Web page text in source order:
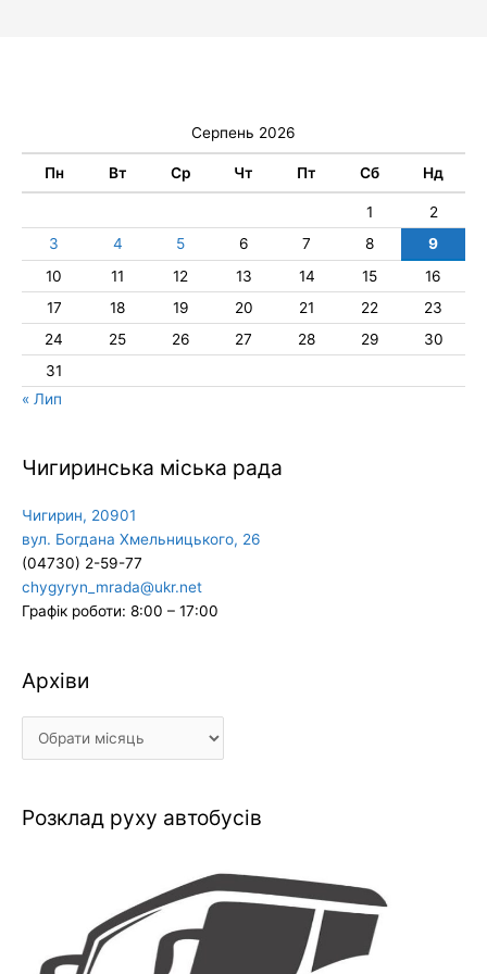
Серпень 2026
Пн Вт Ср Чт Пт Сб Нд
1
2
3
4 5 6 7 8
9
10
11 12 13 14 15
16
17
18 19 20 21 22
23
24
25 26 27 28 29
30
31
« Лип
Чигиринська міська рада
Чигирин, 20901
вул. Богдана Хмельницького, 26
(04730) 2-59-77
chygyryn_mrada@ukr.net
Графік роботи: 8:00 – 17:00
Архіви
Архіви
Розклад руху автобусів